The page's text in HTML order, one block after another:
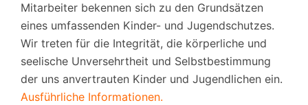
Mitarbeiter bekennen sich zu den Grundsätzen
eines umfassenden Kinder- und Jugendschutzes.
Wir treten für die Integrität, die körperliche und
seelische Unversehrtheit und Selbstbestimmung
der uns anvertrauten Kinder und Jugendlichen ein.
Ausführliche Informationen.